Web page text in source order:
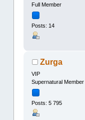
Full Member
Posts: 14
Zurga
VIP
Supernatural Member
Posts: 5 795